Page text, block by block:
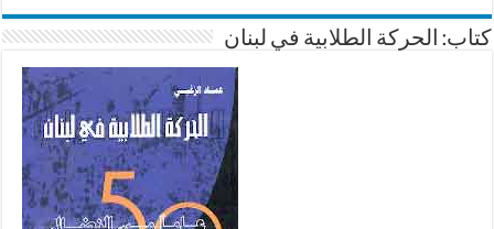
كتاب: الحركة الطلابية في لبنان